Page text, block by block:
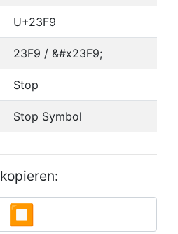
U+23F9
23F9 / &#x23F9;
Stop
Stop Symbol
kopieren: